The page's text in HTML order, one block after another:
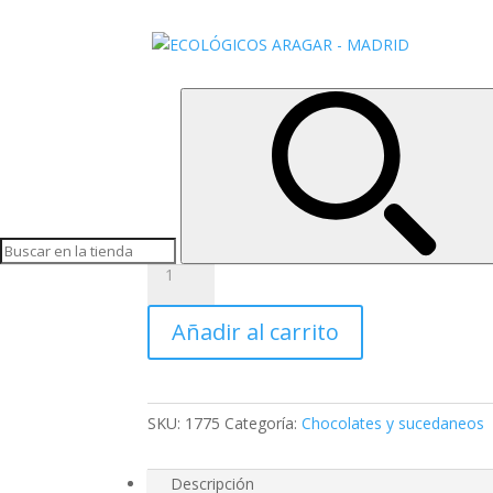
CHOCOLATE THAI
Chocolate 60% con leche de coco y azucar de
CHOCOLATE
THAI
cantidad
Añadir al carrito
SKU: 1775 Categoría:Chocolates y sucedaneos
Descripción